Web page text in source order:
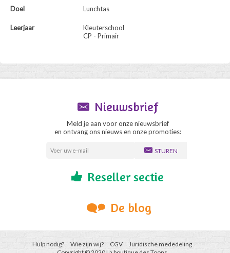
Doel Lunchtas
Leerjaar
Kleuterschool
CP - Primair
Nieuwsbrief
Meld je aan voor onze nieuwsbrief
en ontvang ons nieuws en onze promoties:
STUREN
Reseller sectie
De blog
Hulp nodig? Wie zijn wij? CGV
Juridische mededeling